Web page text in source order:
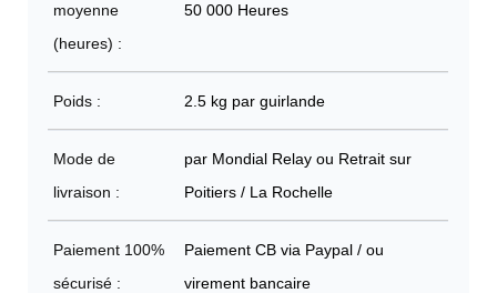
moyenne
(heures) :
50 000 Heures
Poids : 2.5 kg par guirlande
Mode de
livraison :
par Mondial Relay ou Retrait sur
Poitiers / La Rochelle
Paiement 100%
sécurisé :
Paiement CB via Paypal / ou
virement bancaire